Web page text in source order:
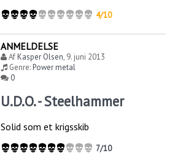
4/10
ANMELDELSE
AfKasper Olsen, 9. juni 2013
Genre:Power metal
0
U.D.O. - Steelhammer
Solid som et krigsskib
7/10